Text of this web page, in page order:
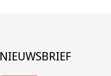
NIEUWSBRIEF